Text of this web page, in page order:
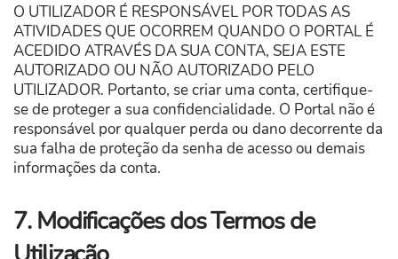
O UTILIZADOR É RESPONSÁVEL POR TODAS AS
ATIVIDADES QUE OCORREM QUANDO O PORTAL É
ACEDIDO ATRAVÉS DA SUA CONTA, SEJA ESTE
AUTORIZADO OU NÃO AUTORIZADO PELO
UTILIZADOR. Portanto, se criar uma conta, certifique-
se de proteger a sua confidencialidade. O Portal não é
responsável ​​por qualquer perda ou dano decorrente da
sua falha de proteção da senha de acesso ou demais
informações da conta.
7. Modificações dos Termos de